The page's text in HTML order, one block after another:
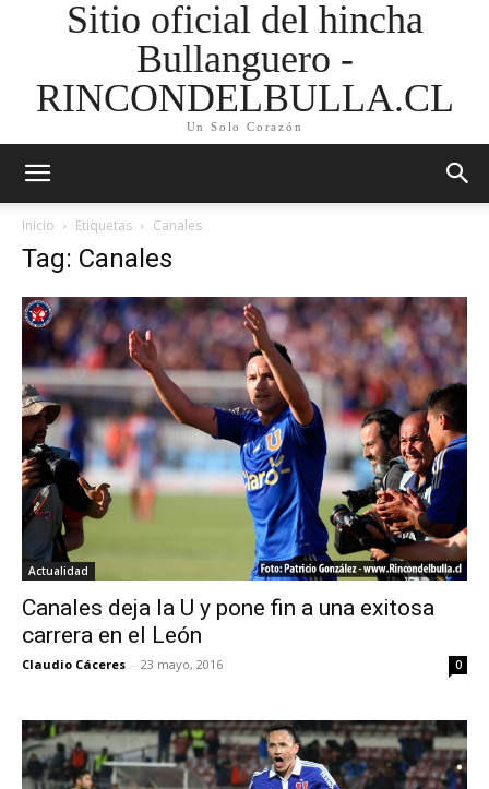
Sitio oficial del hincha
Bullanguero -
RINCONDELBULLA.CL
Un Solo Corazón
Inicio Etiquetas Canales
Tag: Canales
Actualidad
Canales deja la U y pone fin a una exitosa
carrera en el León
Claudio Cáceres - 23 mayo, 2016 0